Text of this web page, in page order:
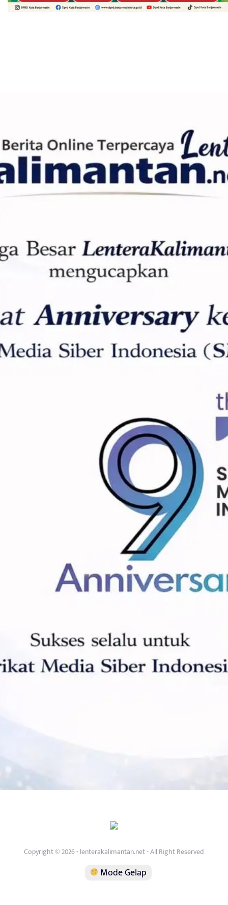
Copyright © 2026 - lenterakalimantan.net - All Right Reserved
Mode Gelap